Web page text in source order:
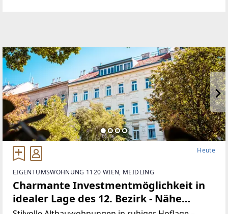
Heute
EIGENTUMSWOHNUNG 1120 WIEN, MEIDLING
Charmante Investmentmöglichkeit in
idealer Lage des 12. Bezirk - Nähe